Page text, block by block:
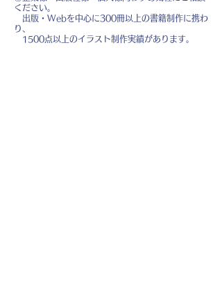
ください。
出版・Webを中心に300冊以上の書籍制作に携わ
り、
1500点以上のイラスト制作実績があります。